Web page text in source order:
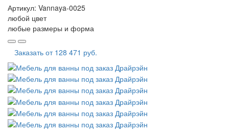
Артикул: Vannaya-0025
любой цвет
любые размеры и форма
Заказать от 128 471 руб.